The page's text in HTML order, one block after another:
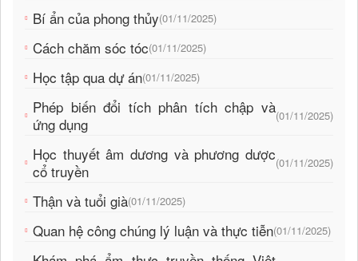
Bí ẩn của phong thủy(01/11/2025)
Cách chăm sóc tóc(01/11/2025)
Học tập qua dự án(01/11/2025)
Phép biến đổi tích phân tích chập và
ứng dụng
(01/11/2025)
Học thuyết âm dương và phương dược
cổ truyền
(01/11/2025)
Thận và tuổi già(01/11/2025)
Quan hệ công chúng lý luận và thực tiễn(01/11/2025)